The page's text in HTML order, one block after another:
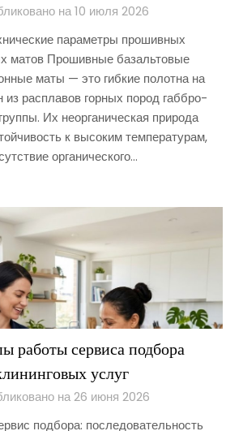
на 10 июля 2026
параметры прошивных
матов Прошивные базальтовые
маты — это гибкие полотна на
из расплавов горных пород габбро-
Их неорганическая природа
к высоким температурам,
органического…
работы сервиса подбора
услуг
на 26 июня 2026
подбора: последовательность